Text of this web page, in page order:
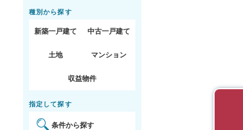
種別から探す
新築一戸建て 中古一戸建て
土地 マンション
収益物件
指定して探す
条件から探す